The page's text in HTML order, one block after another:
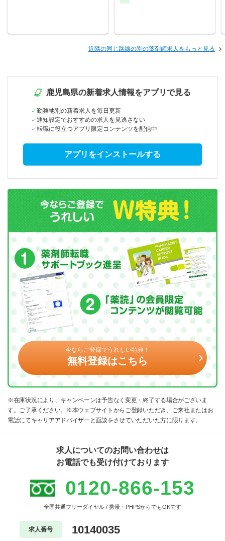
近隣の同じ路線の別の薬剤師求人をもっと見る
鹿児島県の新着求人情報をアプリで見る
勤務地別の新着求人を毎日更新
通知設定でおすすめの求人を見逃さない
転職に役立つアプリ限定コンテンツを配信中
アプリをインストールする
今ならご登録でうれしい特典！
無料登録はこちら
※在庫状況により、キャンペーンは予告なく変更・終了する場合がございま
す。ご了承ください。※本ウェブサイトからご登録いただき、ご来社またはお
電話にてキャリアアドバイザーと面談をさせていただいた方に限ります。
求人についてのお問い合わせは
お電話でも受け付けております
0120-866-153
全国共通フリーダイヤル / 携帯・PHPSからでもOKです
求人番号 10140035